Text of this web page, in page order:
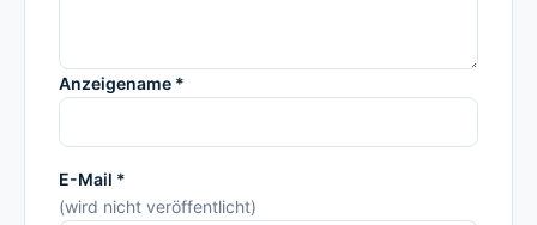
Anzeigename *
E-Mail *
(wird nicht veröffentlicht)